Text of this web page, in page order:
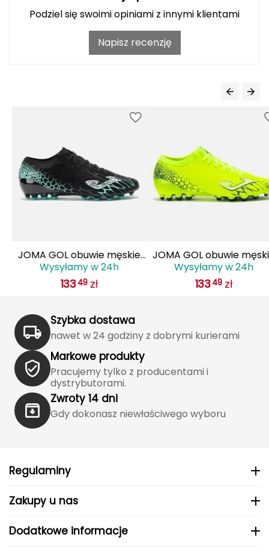
Haago
IGLOO
Icestorm
JOMA
Jetboil
Julbo
K2
KONG
Kari Traa
Karpos
Podziel się swoimi opiniami z innymi klientami
Napisz recenzję
JOMA GOL obuwie męskie
do piłki nożnej lanki
GOLS2501AG czarne
Wysyłamy w 24h
13349 zł
JOMA GOL obuwie
do piłki nożnej lanki
GOLS2509AG żółte
Wysyłamy w 24h
13349 zł
Szybka dostawa
nawet w 24 godziny z dobrymi kurierami
Markowe produkty
Pracujemy tylko z producentami i
dystrybutorami.
Zwroty 14 dni
Gdy dokonasz niewłaściwego wyboru
Regulaminy
Zakupy u nas
Dodatkowe informacje